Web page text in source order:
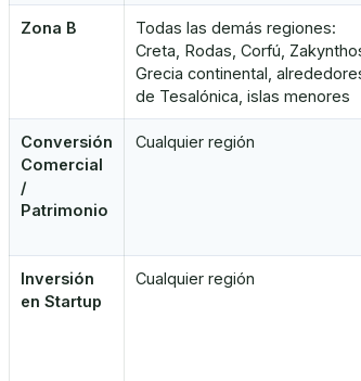
Zona B
Todas las demás regiones:
Creta, Rodas, Corfú,
Grecia continental,
de Tesalónica, islas menores
Conversión
Comercial
/
Patrimonio
Cualquier región
Inversión
en Startup
Cualquier región